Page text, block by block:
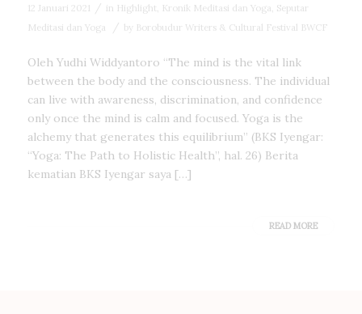
12 Januari 2021 / in Highlight , Kronik Meditasi dan Yoga, Seputar
Meditasi dan Yoga
/ by Borobudur Writers & Cultural Festival BWCF
Oleh Yudhi Widdyantoro “The mind is the vital link
between the body and the consciousness. The individual
can live with awareness, discrimination, and confidence
only once the mind is calm and focused. Yoga is the
alchemy that generates this equilibrium” (BKS Iyengar:
“Yoga: The Path to Holistic Health”, hal. 26) Berita
kematian BKS Iyengar saya […]
READ MORE